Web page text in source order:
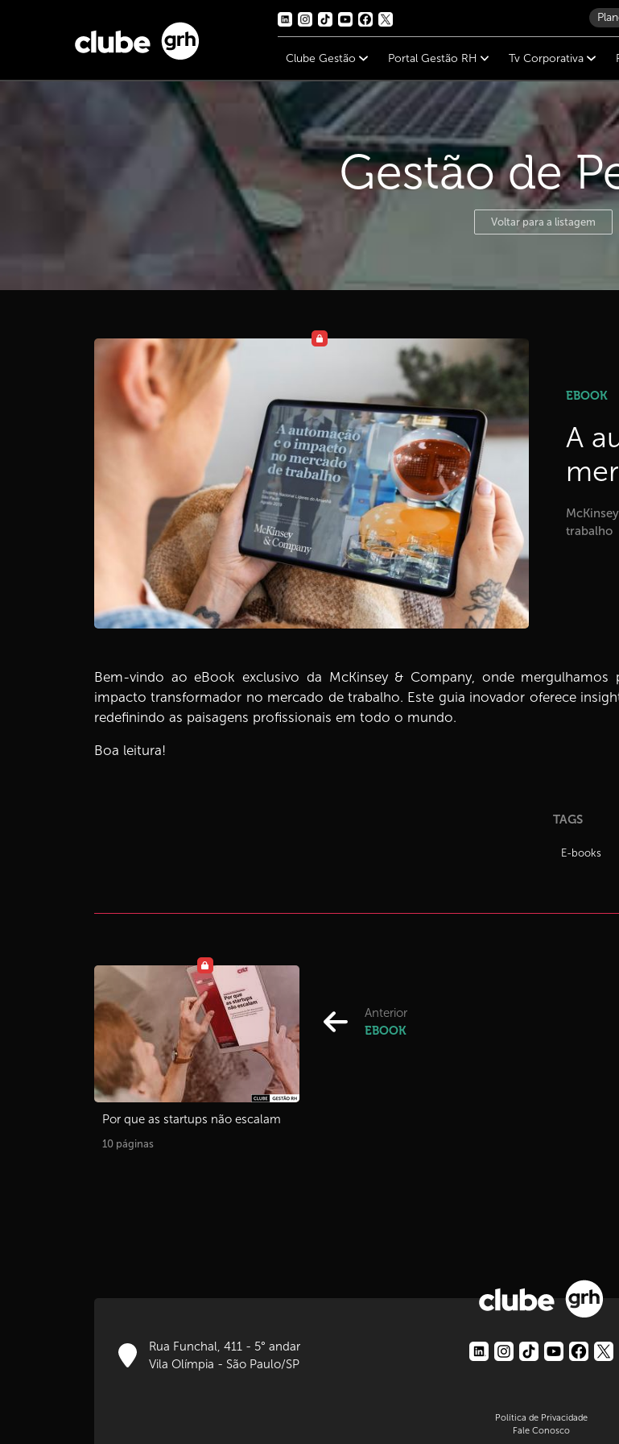
Clube Gestão Portal Gestão RH Tv Corporativa
Gestão de
Voltar para a listagem
EBOOK
A
trabalho
Bem-vindo ao eBook exclusivo da McKinsey & Company, onde
impacto transformador no mercado de trabalho. Este guia inovador oferece
redefinindo as paisagens profissionais em todo o mundo.
Boa leitura!
TAGS
E-books
Por que as startups não escalam
10 páginas
Anterior
EBOOK
Rua Funchal, 411 - 5° andar
Vila Olímpia - São Paulo/SP
Política de Privacidade
Fale Conosco